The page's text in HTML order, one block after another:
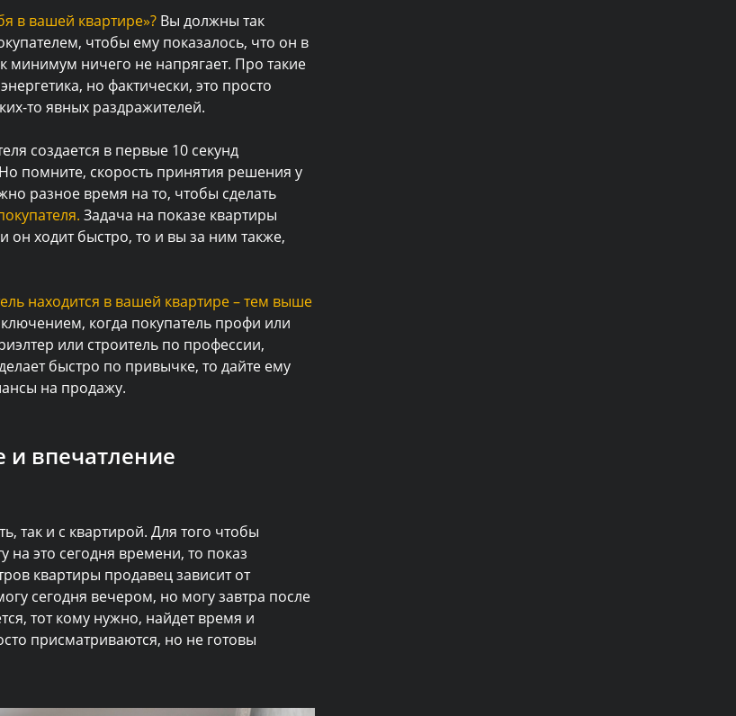
в вашей квартире»? Вы должны так
чтобы ему показалось, что он в
минимум ничего не напрягает. Про такие
но фактически, это просто
то явных раздражителей.
создается в первые 10 секунд
помните, скорость принятия решения у
разное время на то, чтобы сделать
Задача на показе квартиры
он ходит быстро, то и вы за ним также,
находится в вашей квартире – тем выше
когда покупатель профи или
или строитель по профессии,
быстро по привычке, то дайте ему
на продажу.
и впечатление
так и с квартирой. Для того чтобы
на это сегодня времени, то показ
квартиры продавец зависит от
сегодня вечером, но могу завтра после
тот кому нужно, найдет время и
присматриваются, но не готовы